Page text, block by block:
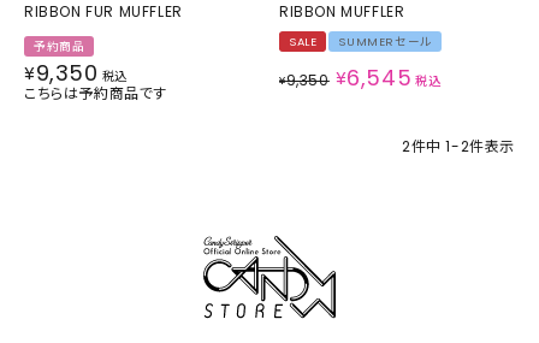
RIBBON FUR MUFFLER
予約商品
¥9,350 税込
こちらは予約商品です
RIBBON MUFFLER
SALE SUMMERセール
¥9,350 ¥6,545 税込
2件中 1-2件表示